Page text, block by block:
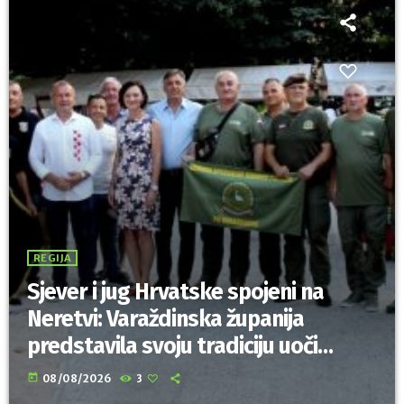
REGIJA
Sjever i jug Hrvatske spojeni na
Neretvi: Varaždinska županija
predstavila svoju tradiciju uoči
Maratona lađa
today 08/08/2026 3